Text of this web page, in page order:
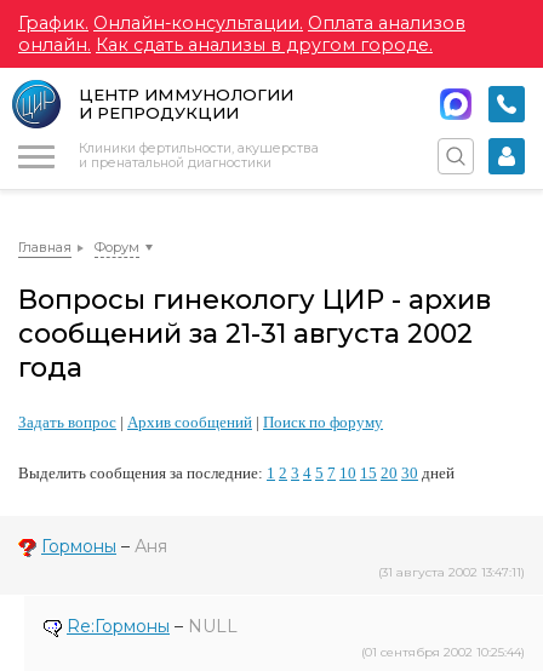
График. Онлайн-консультации. Оплата анализов
онлайн. Как сдать анализы в другом городе.
ЦЕНТР ИММУНОЛОГИИ
И РЕПРОДУКЦИИ
Клиники фертильности, акушерства
и пренатальной диагностики
Главная Форум
Вопросы гинекологу ЦИР - архив
сообщений за 21-31 августа 2002
года
Задать вопрос | Архив сообщений | Поиск по форуму
Выделить сообщения за последние: 1 2 3 4 5 7 10 15 20 30 дней
Гормоны – Аня
(31 августа 2002 13:47:11)
Re:Гормоны – NULL
(01 сентября 2002 10:25:44)